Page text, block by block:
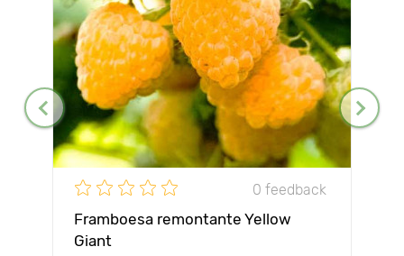
0 feedback
Framboesa remontante Yellow
Giant